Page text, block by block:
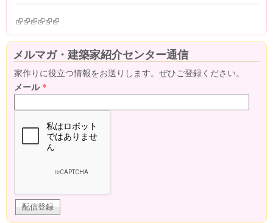
(link is external)
(link is external)
(link is external)
(link is external)
(link is external)
(link is external)
メルマガ・建築家紹介センター通信
家作りに役立つ情報をお送りします。ぜひご登録ください。
メール*